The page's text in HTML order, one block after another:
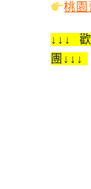
桃
↓↓↓
團↓↓↓